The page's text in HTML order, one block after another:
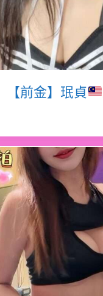
【前金】珉貞